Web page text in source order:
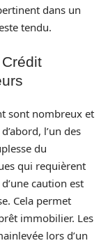
dans un
tendu.
sont nombreux et
l’un des
du
qui requièrent
caution est
Cela permet
immobilier. Les
lors d’un